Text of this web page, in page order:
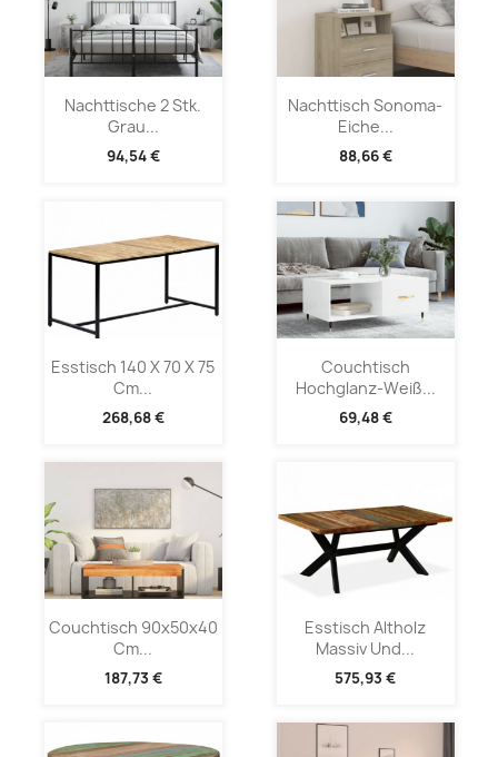
Nachttische 2 Stk.
Grau...
94,54 €
Nachttisch Sonoma-
Eiche...
88,66 €
Esstisch 140 X 70 X 75
Cm...
268,68 €
Couchtisch
Hochglanz-Weiß...
69,48 €
Couchtisch 90x50x40
Cm...
187,73 €
Esstisch Altholz
Massiv Und...
575,93 €